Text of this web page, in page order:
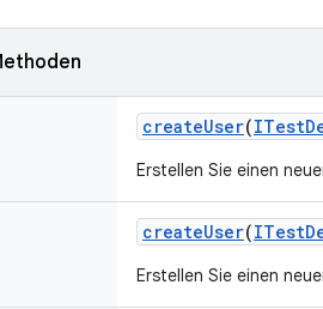
createUser(ITest
Erstellen Sie einen
createUser(ITest
Erstellen Sie einen